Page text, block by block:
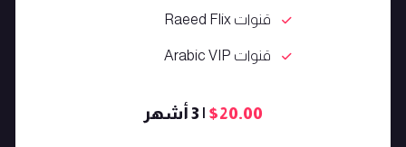
قنوات Raeed Flix
قنوات Arabic VIP
$20.00 | 3 أشهر